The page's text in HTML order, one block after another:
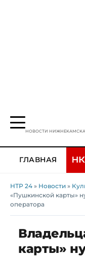
НОВОСТИ НИЖНЕКАМСКА
ГЛАВНАЯ
НТР 24 » Новости »
«Пушкинской карты»
оператора
карты»